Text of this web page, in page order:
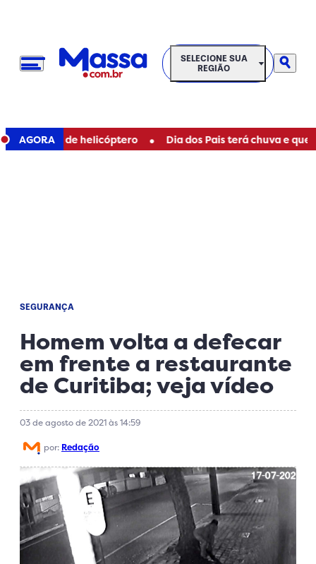
SELECIONE SUA REGIÃO
SELECIONE SUA
REGIÃO
AGORA
queda de helicóptero • Dia dos Pais terá chuva e queda
SEGURANÇA
Homem volta a defecar
em frente a restaurante
de Curitiba; veja vídeo
03 de agosto de 2021 às 14:59
por: Redação